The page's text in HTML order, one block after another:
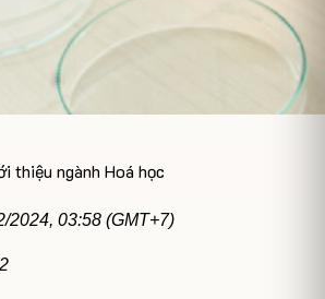
thiệu ngành Hoá học
2024, 03:58 (GMT+7)